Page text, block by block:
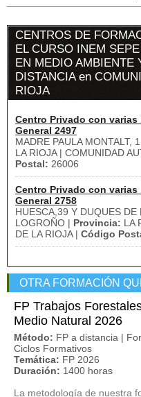
CENTROS DE
EL CURSO INEM
EN MEDIO AMBIENTE
DISTANCIA en
RIOJA
Centro Privado con varias
General 2497
MADRE PAULA MONTALT,
LA RIOJA | COMUNIDAD
Postal: 26006
Centro Privado con varias
General 2758
HUESCA,39 Y DUQUES
LOGROÑO | Provincia: LA
DE LA RIOJA | Código
OTRA FORMACIÓN
FP Trabajos
Medio Natural 2026
Método: FP a distancia |
Ciclos Formativos
Temática: FP 2026
Duración: 1400 horas
La metodología de nuestra